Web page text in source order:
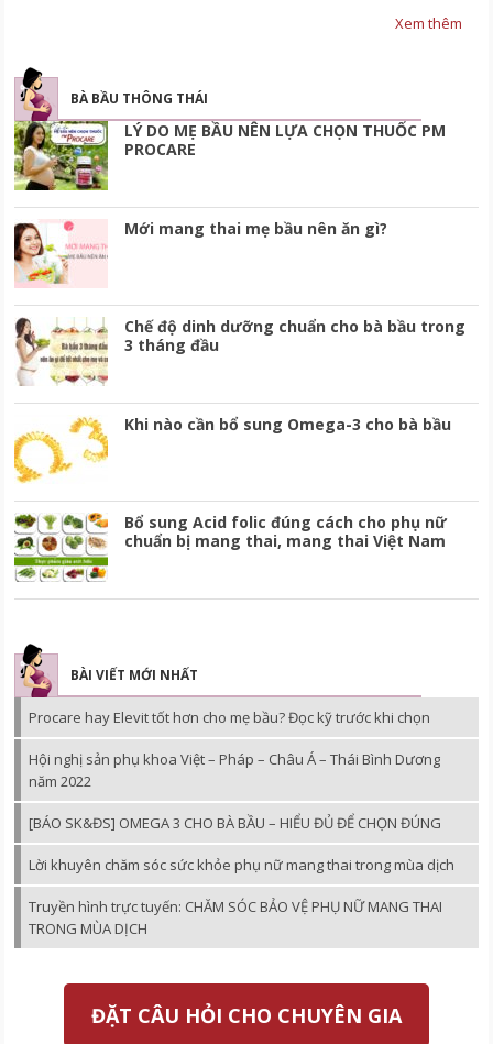
Xem thêm
BÀ BẦU THÔNG THÁI
LÝ DO MẸ BẦU NÊN LỰA CHỌN THUỐC PM
PROCARE
Mới mang thai mẹ bầu nên ăn gì?
Chế độ dinh dưỡng chuẩn cho bà bầu trong
3 tháng đầu
Khi nào cần bổ sung Omega-3 cho bà bầu
Bổ sung Acid folic đúng cách cho phụ nữ
chuẩn bị mang thai, mang thai Việt Nam
BÀI VIẾT MỚI NHẤT
Procare hay Elevit tốt hơn cho mẹ bầu? Đọc kỹ trước khi chọn
Hội nghị sản phụ khoa Việt – Pháp – Châu Á – Thái Bình Dương
năm 2022
[BÁO SK&ĐS] OMEGA 3 CHO BÀ BẦU – HIỂU ĐỦ ĐỂ CHỌN ĐÚNG
Lời khuyên chăm sóc sức khỏe phụ nữ mang thai trong mùa dịch
Truyền hình trực tuyến: CHĂM SÓC BẢO VỆ PHỤ NỮ MANG THAI
TRONG MÙA DỊCH
ĐẶT CÂU HỎI CHO CHUYÊN GIA